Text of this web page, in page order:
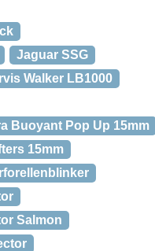
Jaguar SSG
Walker LB1000
Buoyant Pop Up 15mm
15mm
Salmon